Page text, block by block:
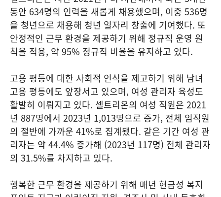
동안 634명의 인력을 새롭게 채용했으며, 이중 536명
을 청년으로 채용해 청년 일자리 창출에 기여했다. 또
안정적인 근무 환경을 제공하기 위해 정규직 운영 원
칙을 적용, 약 95% 정규직 비율을 유지하고 있다.
고용 평등에 대한 사회적 인식을 제고하기 위해 남녀
고용 평등에도 앞장서고 있으며, 여성 관리자 육성도
활발히 이뤄지고 있다. 셀트리온의 여성 직원은 2021
년 887명에서 2023년 1,013명으로 증가, 전체 임직원
의 절반에 가까운 41%로 집계됐다. 같은 기간 여성 관
리자는 약 44.4% 증가해 (2023년 117명) 전체 관리자
의 31.5%를 차지하고 있다.
행복한 근무 환경을 제공하기 위해 매년 현금성 복지